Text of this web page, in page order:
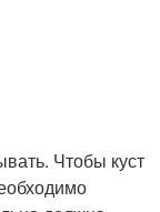
Чтобы куст